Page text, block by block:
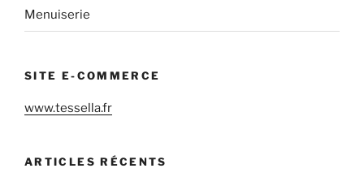
Menuiserie
SITE E-COMMERCE
www.tessella.fr
ARTICLES RÉCENTS